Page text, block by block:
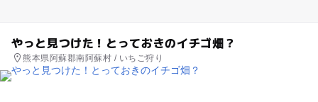
やっと見つけた！とっておきのイチゴ畑？
熊本県阿蘇郡南阿蘇村 / いちご狩り